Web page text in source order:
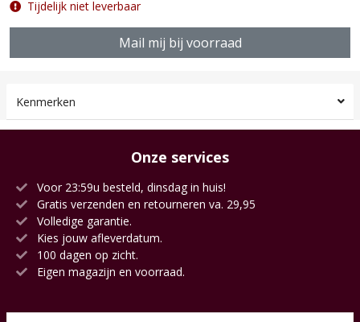
Tijdelijk niet leverbaar
Mail mij bij voorraad
Kenmerken
Onze services
Voor 23:59u besteld, dinsdag in huis!
Gratis verzenden en retourneren va. 29,95
Volledige garantie.
Kies jouw afleverdatum.
100 dagen op zicht.
Eigen magazijn en voorraad.